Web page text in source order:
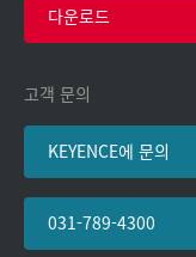
다운로드
고객 문의
KEYENCE에 문의
031-789-4300